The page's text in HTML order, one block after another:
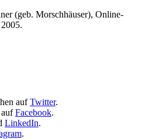
(geb. Morschhäuser), Online-
aufTwitter.
aufFacebook.
LinkedIn.
.